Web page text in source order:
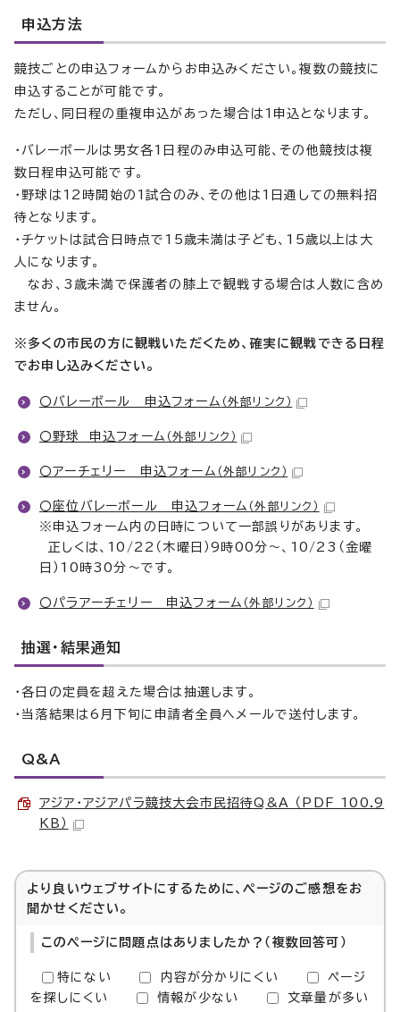
申込方法
競技ごとの申込フォームからお申込みください。複数の競技に
申込することが可能です。
ただし、同日程の重複申込があった場合は1申込となります。
・バレーボールは男女各1日程のみ申込可能、その他競技は複
数日程申込可能です。
・野球は12時開始の1試合のみ、その他は1日通しての無料招
待となります。
・チケットは試合日時点で15歳未満は子ども、15歳以上は大
人になります。
なお、3歳未満で保護者の膝上で観戦する場合は人数に含め
ません。
※多くの市民の方に観戦いただくため、確実に観戦できる日程
でお申し込みください。
〇バレーボール 申込フォーム （外部リンク）
〇野球 申込フォーム （外部リンク）
〇アーチェリー 申込フォーム （外部リンク）
〇座位バレーボール 申込フォーム （外部リンク）
※申込フォーム内の日時について一部誤りがあります。
正しくは、10/22（木曜日）9時00分～、10/23（金曜
日）10時30分～です。
〇パラアーチェリー 申込フォーム （外部リンク）
抽選・結果通知
・各日の定員を超えた場合は抽選します。
・当落結果は6月下旬に申請者全員へメールで送付します。
Q&A
アジア・アジアパラ競技大会市民招待Q&A （PDF 100.9
KB）
より良いウェブサイトにするために、ページのご感想をお
聞かせください。
このページに問題点はありましたか？（複数回答可）
特にない 内容が分かりにくい
ページ
を探しにくい
情報が少ない 文章量が多い